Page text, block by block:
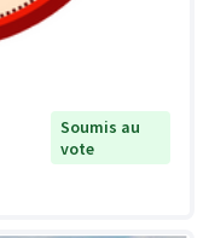
Soumis au
vote